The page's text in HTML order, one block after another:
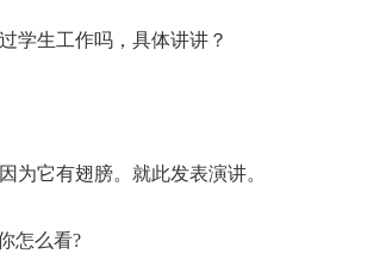
学生工作吗，具体讲讲？
为它有翅膀。就此发表演讲。
怎么看?